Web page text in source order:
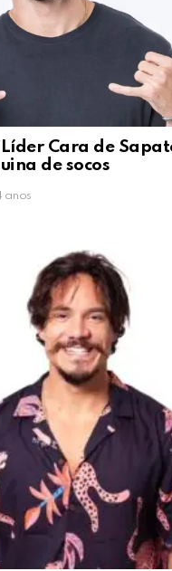
Líder Cara de
de socos
anos